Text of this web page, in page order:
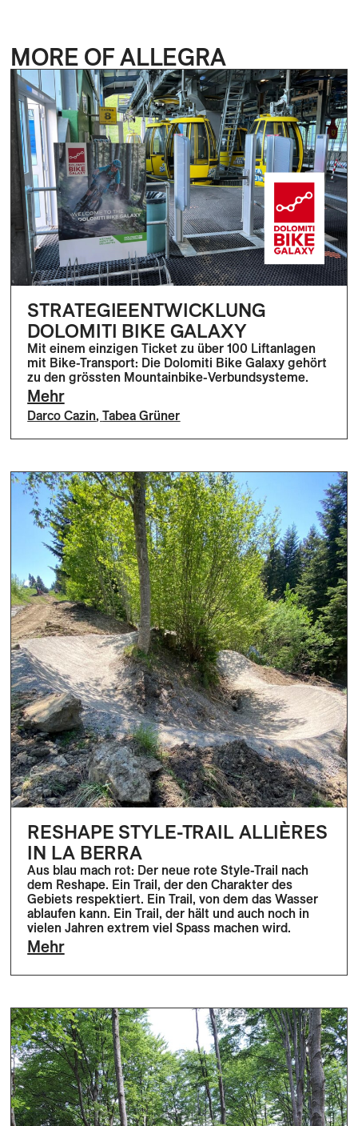
MORE OF ALLEGRA
STRATEGIEENTWICKLUNG
DOLOMITI BIKE GALAXY
Mit einem einzigen Ticket zu über 100 Liftanlagen
mit Bike-Transport: Die Dolomiti Bike Galaxy gehört
zu den grössten Mountainbike-Verbundsysteme.
Mehr
Darco Cazin,Tabea Grüner
RESHAPE STYLE-TRAIL ALLIÈRES
IN LA BERRA
Aus blau mach rot: Der neue rote Style-Trail nach
dem Reshape. Ein Trail, der den Charakter des
Gebiets respektiert. Ein Trail, von dem das Wasser
ablaufen kann. Ein Trail, der hält und auch noch in
vielen Jahren extrem viel Spass machen wird.
Mehr